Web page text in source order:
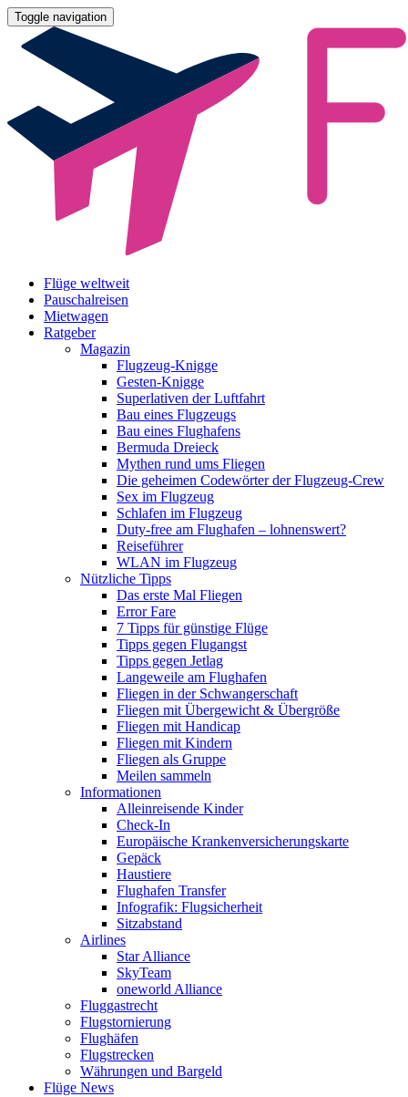
Toggle navigation
Flüge weltweit
Pauschalreisen
Mietwagen
Ratgeber
Magazin
Flugzeug-Knigge
Gesten-Knigge
Superlativen der Luftfahrt
Bau eines Flugzeugs
Bau eines Flughafens
Bermuda Dreieck
Mythen rund ums Fliegen
Die geheimen Codewörter der Flugzeug-Crew
Sex im Flugzeug
Schlafen im Flugzeug
Duty-free am Flughafen – lohnenswert?
Reiseführer
WLAN im Flugzeug
Nützliche Tipps
Das erste Mal Fliegen
Error Fare
7 Tipps für günstige Flüge
Tipps gegen Flugangst
Tipps gegen Jetlag
Langeweile am Flughafen
Fliegen in der Schwangerschaft
Fliegen mit Übergewicht & Übergröße
Fliegen mit Handicap
Fliegen mit Kindern
Fliegen als Gruppe
Meilen sammeln
Informationen
Alleinreisende Kinder
Check-In
Europäische Krankenversicherungskarte
Gepäck
Haustiere
Flughafen Transfer
Infografik: Flugsicherheit
Sitzabstand
Airlines
Star Alliance
SkyTeam
oneworld Alliance
Fluggastrecht
Flugstornierung
Flughäfen
Flugstrecken
Währungen und Bargeld
Flüge News